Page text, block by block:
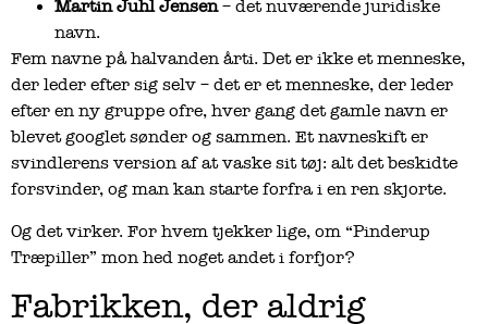
Martin Juhl Jensen– det nuværende juridiske
navn.
Fem navne på halvanden årti. Det er ikke et menneske,
der leder efter sig selv – det er et menneske, der leder
efter en ny gruppe ofre, hver gang det gamle navn er
blevet googlet sønder og sammen. Et navneskift er
svindlerens version af at vaske sit tøj: alt det beskidte
forsvinder, og man kan starte forfra i en ren skjorte.
Og det virker. For hvem tjekker lige, om “Pinderup
Træpiller” mon hed noget andet i forfjor?
Fabrikken, der aldrig